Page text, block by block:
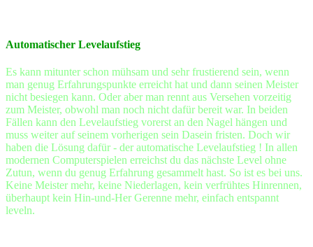
Automatischer Levelaufstieg
Es kann mitunter schon mühsam und sehr frustierend sein, wenn
man genug Erfahrungspunkte erreicht hat und dann seinen Meister
nicht besiegen kann. Oder aber man rennt aus Versehen vorzeitig
zum Meister, obwohl man noch nicht dafür bereit war. In beiden
Fällen kann den Levelaufstieg vorerst an den Nagel hängen und
muss weiter auf seinem vorherigen sein Dasein fristen. Doch wir
haben die Lösung dafür - der automatische Levelaufstieg ! In allen
modernen Computerspielen erreichst du das nächste Level ohne
Zutun, wenn du genug Erfahrung gesammelt hast. So ist es bei uns.
Keine Meister mehr, keine Niederlagen, kein verfrühtes Hinrennen,
überhaupt kein Hin-und-Her Gerenne mehr, einfach entspannt
leveln.